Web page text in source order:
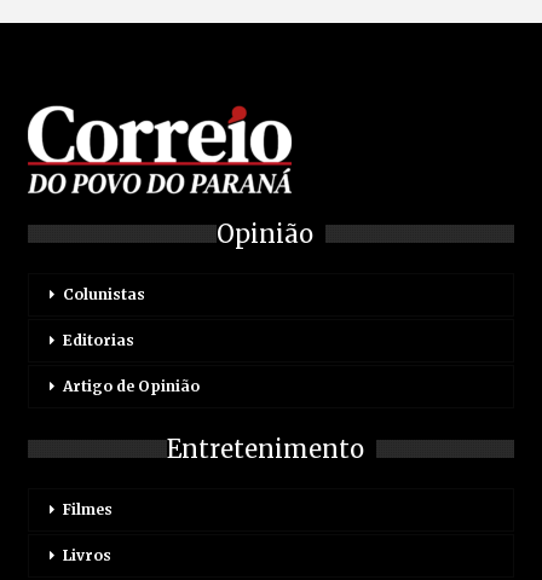
Opinião
Colunistas
Editorias
Artigo de Opinião
Entretenimento
Filmes
Livros